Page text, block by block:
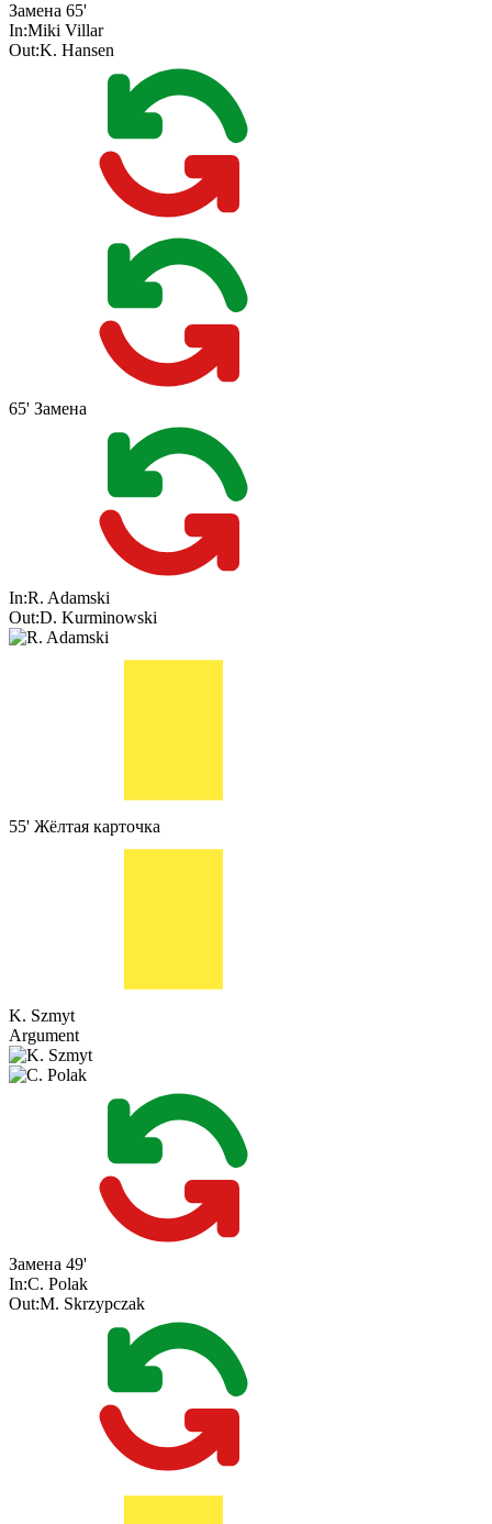
Замена 65'
In:Miki Villar
Out:K. Hansen
65' Замена
In:R. Adamski
Out:D. Kurminowski
55' Жёлтая карточка
K. Szmyt
Argument
Замена 49'
In:C. Polak
Out:M. Skrzypczak